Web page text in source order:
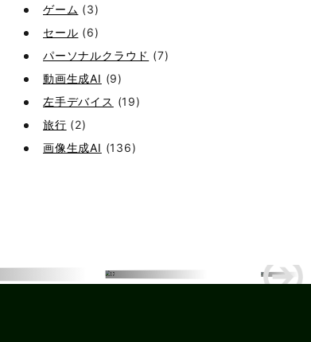
ゲーム (3)
セール (6)
パーソナルクラウド (7)
動画生成AI (9)
左手デバイス (19)
旅行 (2)
画像生成AI (136)